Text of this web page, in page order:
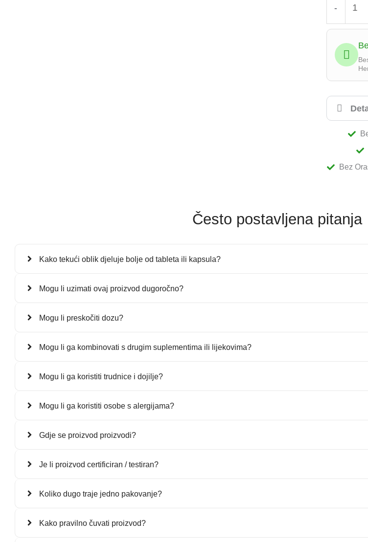
-
kolagen
5000mg
količina
Bez
Često postavljena pitanja
Kako tekući oblik djeluje bolje od tableta ili kapsula?
Mogu li uzimati ovaj proizvod dugoročno?
Mogu li preskočiti dozu?
Mogu li ga kombinovati s drugim suplementima ili lijekovima?
Mogu li ga koristiti trudnice i dojilje?
Mogu li ga koristiti osobe s alergijama?
Gdje se proizvod proizvodi?
Je li proizvod certificiran / testiran?
Koliko dugo traje jedno pakovanje?
Kako pravilno čuvati proizvod?